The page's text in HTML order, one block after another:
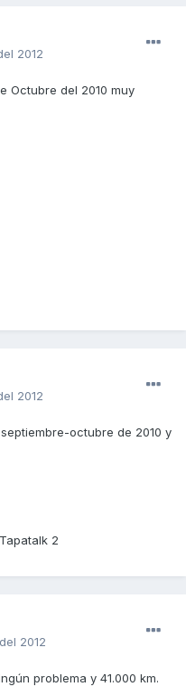
2012
Octubre del 2010 muy
2012
octubre de 2010 y
2
2012
problema y 41.000 km.